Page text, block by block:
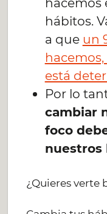
hábitos.
a que un
está
Por lo
cambiar
foco
nuestros
¿Quieres verte